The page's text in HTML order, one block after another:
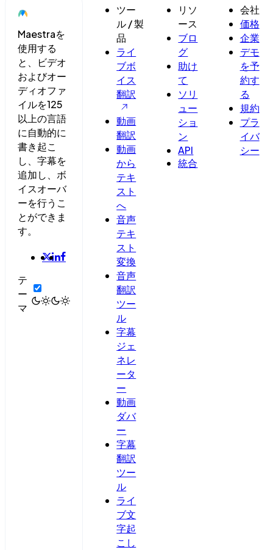
Maestraを
使用する
と、ビデオ
およびオー
ディオファ
イルを125
以上の言語
に自動的に
書き起こ
し、字幕を
追加し、ボ
イスオーバ
ーを行うこ
とができま
す。
テ
ー
マ
ツー
ル / 製
品
ライ
ブボ
イス
翻訳
動画
翻訳
動画
から
テキ
スト
へ
音声
テキ
スト
変換
音声
翻訳
ツー
ル
字幕
ジェ
ネレ
ータ
ー
動画
ダバ
ー
字幕
翻訳
ツー
ル
ライ
ブ文
字起
こし
リソ
ース
ブロ
グ
助け
て
ソリ
ュー
ショ
ン
API
統合
会社
価格
企業
デモ
を予
約す
る
規約
プラ
イバ
シー